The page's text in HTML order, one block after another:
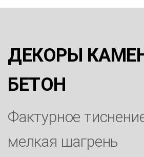
ДЕКОРЫ
БЕТОН
Фактурное
мелкая шагрень